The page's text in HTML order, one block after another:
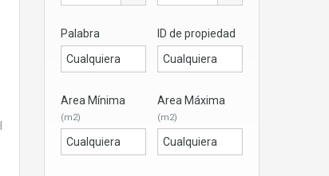
Palabra ID de propiedad
Area Mínima
(m2)
Area Máxima
(m2)